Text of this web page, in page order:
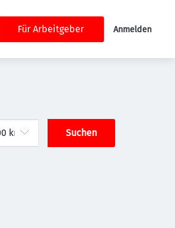
Für Arbeitgeber Anmelden
Suchen